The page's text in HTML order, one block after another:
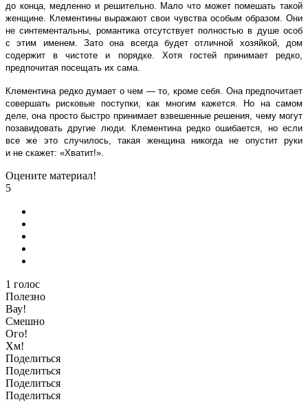
до конца, медленно и решительно. Мало что может помешать такой
женщине. Клементины выражают свои чувства особым образом. Они
не синтементальны, романтика отсутствует полностью в душе особ
с этим именем. Зато она всегда будет отличной хозяйкой, дом
содержит в чистоте и порядке. Хотя гостей принимает редко,
предпочитая посещать их сама.
Клементина редко думает о чем — то, кроме себя. Она предпочитает
совершать рисковые поступки, как многим кажется. Но на самом
деле, она просто быстро принимает взвешенные решения, чему могут
позавидовать другие люди. Клементина редко ошибается, но если
все же это случилось, такая женщина никогда не опустит руки
и не скажет: «Хватит!».
Оцените материал!
5
1 голос
Полезно
Вау!
Смешно
Ого!
Хм!
Поделиться
Поделиться
Поделиться
Поделиться